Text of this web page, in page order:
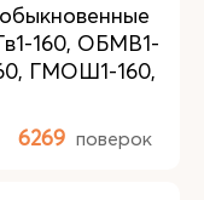
160, ОБМВ1-
ГМОШ1-160,
6269 поверок